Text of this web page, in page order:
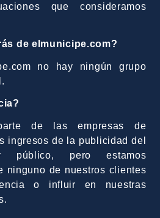
que consideramos
de elmunicipe.com?
no hay ningún grupo
de las empresas de
ingresos de la publicidad del
público, pero estamos
ninguno de nuestros clientes
o influir en nuestras